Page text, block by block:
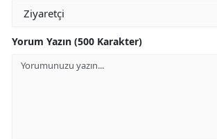
Yorum Yazın (500 Karakter)